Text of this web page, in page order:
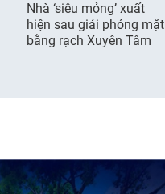
Nhà ‘siêu mỏng’ xuất
hiện sau giải phóng mặt
bằng rạch Xuyên Tâm